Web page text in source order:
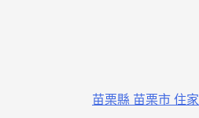
苗栗縣 苗栗市 住家